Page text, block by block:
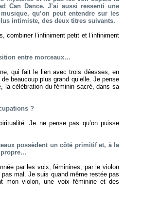
Can Dance. J’ai aussi ressenti une
qu’on peut entendre sur les
intimiste, des deux titres suivants.
combiner l’infiniment petit et l’infiniment
entre morceaux…
qui fait le lien avec trois déesses, en
beaucoup plus grand qu’elle. Je pense
la célébration du féminin sacré, dans sa
?
Je ne pense pas qu’on puisse
possèdent un côté primitif et, à la
propre…
par les voix, féminines, par le violon
mal. Je suis quand même restée pas
mon violon, une voix féminine et des